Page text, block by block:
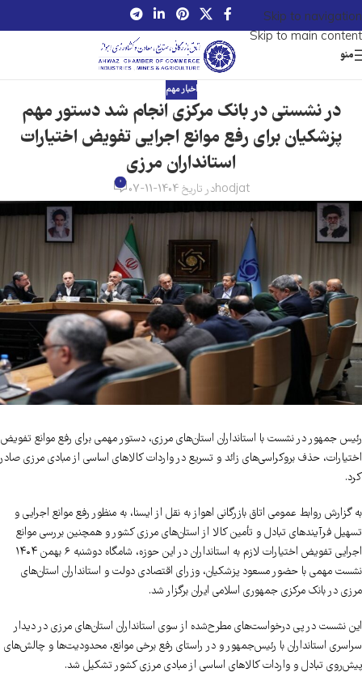
Skip to navigation
Skip to main content
منو
اخبار مهم
در نشستی در بانک مرکزی انجام شد دستور مهم
پزشکیان برای رفع موانع اجرایی تفویض اختیارات
استانداران مرزی
hodjatدر تاریخ 1404-11-07 0
رئیس جمهور در نشست با استانداران استان‌های مرزی، دستور مهمی برای رفع موانع تفویض
اختیارات، حذف بروکراسی‌های زائد و تسریع در واردات کالاهای اساسی از مبادی مرزی صادر
کرد.
به گزارش روابط عمومی اتاق بازرگانی اهواز به نقل از ایسنا، به منظور رفع موانع اجرایی و
تسهیل فرآیندهای تبادل و تأمین کالا از استان‌های مرزی کشور و همچنین بررسی موانع
اجرایی تفویض اختیارات لازم به استانداران در این حوزه، شامگاه دوشنبه ۶ بهمن ۱۴۰۴
نشست مهمی با حضور مسعود پزشکیان، وزرای اقتصادی دولت و استانداران استان‌های
مرزی در بانک مرکزی جمهوری اسلامی ایران برگزار شد.
این نشست در پی درخواست‌های مطرح‌شده از سوی استانداران استان‌های مرزی در دیدار
سراسری استانداران با رئیس‌جمهور و در راستای رفع برخی موانع، محدودیت‌ها و چالش‌های
پیش‌روی تبادل و واردات کالاهای اساسی از مبادی مرزی کشور تشکیل شد.